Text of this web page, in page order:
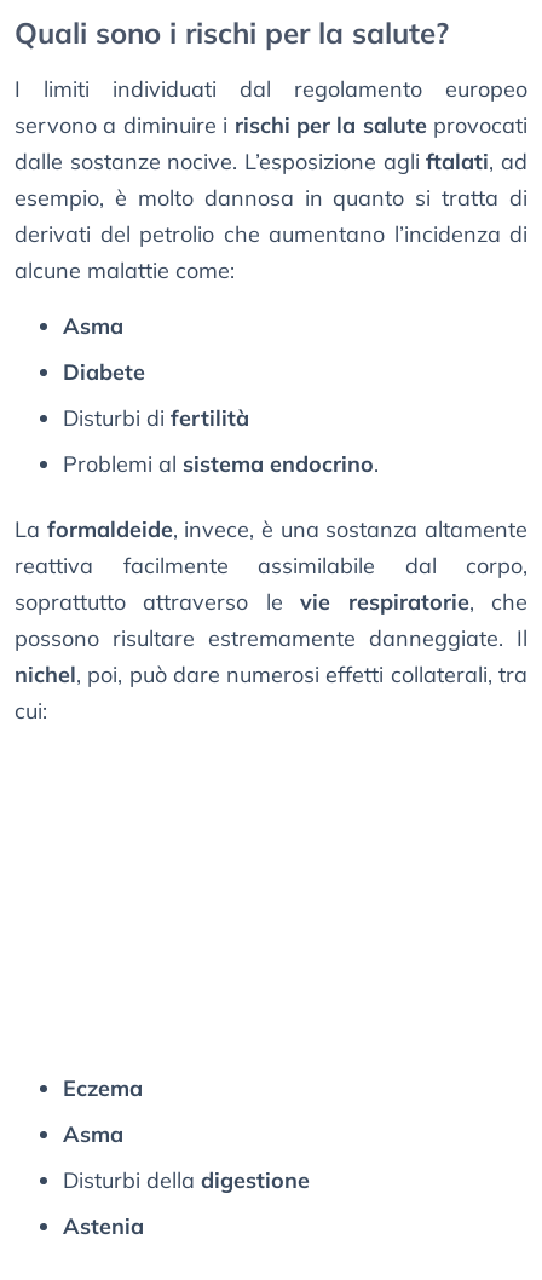
Quali sono i rischi per la salute?
I limiti individuati dal regolamento europeo
servono a diminuire i rischi per la saluteprovocati
dalle sostanze nocive. L’esposizione agliftalati, ad
esempio, è molto dannosa in quanto si tratta di
derivati del petrolio che aumentano l’incidenza di
alcune malattie come:
Asma
Diabete
Disturbi di fertilità
Problemi al sistema endocrino.
La formaldeide, invece, è una sostanza altamente
reattiva facilmente assimilabile dal corpo,
soprattutto attraverso levie respiratorie, che
possono risultare estremamente danneggiate. Il
nichel, poi, può dare numerosi effetti collaterali, tra
cui:
Eczema
Asma
Disturbi della digestione
Astenia